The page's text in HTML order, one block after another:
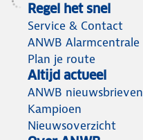
Regel het snel
Service & Contact
ANWB Alarmcentrale
Plan je route
Altijd actueel
ANWB nieuwsbrieven
Kampioen
Nieuwsoverzicht